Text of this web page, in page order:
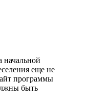
начальной
еще не
программы
быть